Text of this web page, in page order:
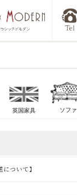
英国家具 ソファ